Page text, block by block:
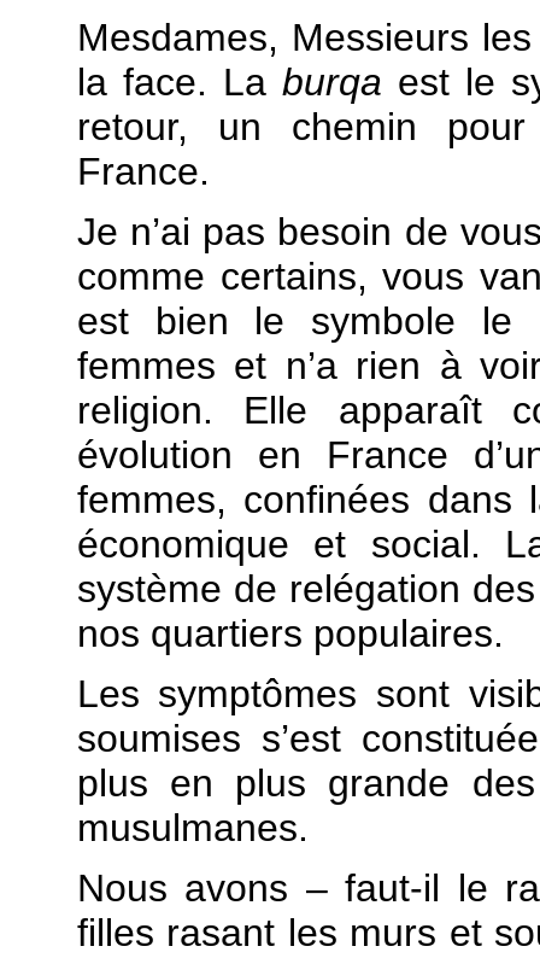
Mesdames, Messieurs
la face. La burqa est le
retour, un chemin pour
France.
Je n’ai pas besoin de
comme certains, vous
est bien le symbole le
femmes et n’a rien à
religion. Elle apparaît
évolution en France
femmes, confinées dans
économique et social.
système de relégation
nos quartiers populaires.
Les symptômes sont
soumises s’est
plus en plus grande
musulmanes.
Nous avons – faut-il le
filles rasant les murs et